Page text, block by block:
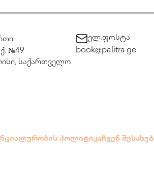
№49
საქართველო
ელ.ფოსტა
book@palitra.ge
პოლიტიკაჩვენ შესახებ